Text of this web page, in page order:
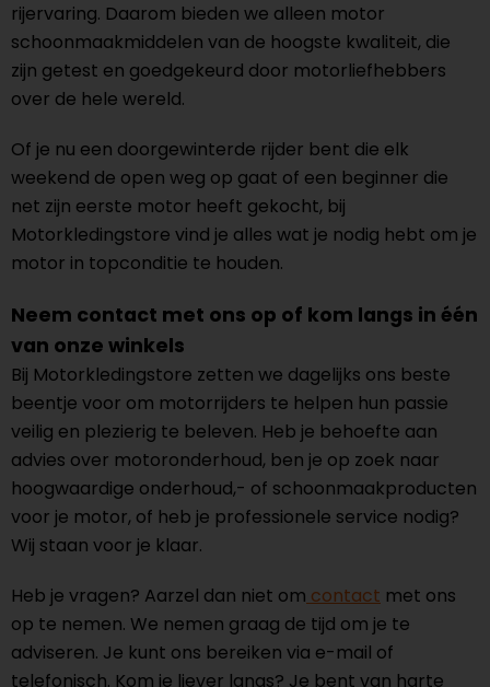
rijervaring. Daarom bieden we alleen motor
schoonmaakmiddelen van de hoogste kwaliteit, die
zijn getest en goedgekeurd door motorliefhebbers
over de hele wereld.
Of je nu een doorgewinterde rijder bent die elk
weekend de open weg op gaat of een beginner die
net zijn eerste motor heeft gekocht, bij
Motorkledingstore vind je alles wat je nodig hebt om je
motor in topconditie te houden.
Neem contact met ons op of kom langs in één
van onze winkels
Bij Motorkledingstore zetten we dagelijks ons beste
beentje voor om motorrijders te helpen hun passie
veilig en plezierig te beleven. Heb je behoefte aan
advies over motoronderhoud, ben je op zoek naar
hoogwaardige onderhoud,- of schoonmaakproducten
voor je motor, of heb je professionele service nodig?
Wij staan voor je klaar.
Heb je vragen? Aarzel dan niet om contact met ons
op te nemen. We nemen graag de tijd om je te
adviseren. Je kunt ons bereiken via e-mail of
telefonisch. Kom je liever langs? Je bent van harte